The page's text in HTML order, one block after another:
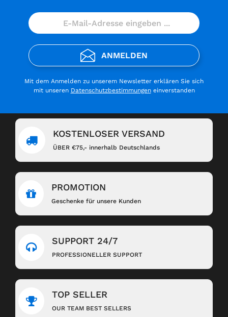
ANMELDEN
Mit dem Anmelden zu unserem Newsletter erklären Sie sich
mit unseren Datenschutzbestimmungeneinverstanden
KOSTENLOSER VERSAND
ÜBER €75,- innerhalb Deutschlands
PROMOTION
Geschenke für unsere Kunden
SUPPORT 24/7
PROFESSIONELLER SUPPORT
TOP SELLER
OUR TEAM BEST SELLERS